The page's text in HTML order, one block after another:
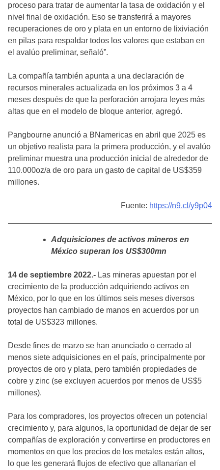
proceso para tratar de aumentar la tasa de oxidación y el
nivel final de oxidación. Eso se transferirá a mayores
recuperaciones de oro y plata en un entorno de lixiviación
en pilas para respaldar todos los valores que estaban en
el avalúo preliminar, señaló”.
La compañía también apunta a una declaración de
recursos minerales actualizada en los próximos 3 a 4
meses después de que la perforación arrojara leyes más
altas que en el modelo de bloque anterior, agregó.
Pangbourne anunció a BNamericas en abril que 2025 es
un objetivo realista para la primera producción, y el avalúo
preliminar muestra una producción inicial de alrededor de
110.000oz/a de oro para un gasto de capital de US$359
millones.
Fuente: https://n9.cl/y9p04
Adquisiciones de activos mineros en
México superan los US$300mn
14 de septiembre 2022.- Las mineras apuestan por el
crecimiento de la producción adquiriendo activos en
México, por lo que en los últimos seis meses diversos
proyectos han cambiado de manos en acuerdos por un
total de US$323 millones.
Desde fines de marzo se han anunciado o cerrado al
menos siete adquisiciones en el país, principalmente por
proyectos de oro y plata, pero también propiedades de
cobre y zinc (se excluyen acuerdos por menos de US$5
millones).
Para los compradores, los proyectos ofrecen un potencial
crecimiento y, para algunos, la oportunidad de dejar de ser
compañías de exploración y convertirse en productores en
momentos en que los precios de los metales están altos,
lo que les generará flujos de efectivo que allanarían el